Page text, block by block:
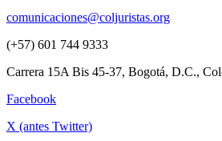
comunicaciones@coljuristas.org
(+57) 601 744 9333
Carrera 15A Bis 45-37, Bogotá, D.C.,
Facebook
X (antes Twitter)